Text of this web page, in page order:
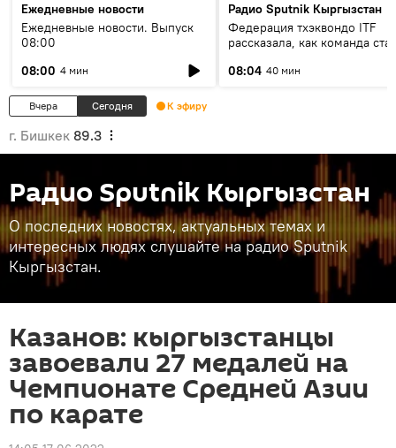
Ежедневные новости
Ежедневные новости. Выпуск
08:00
08:00 4 мин
Радио Sputnik Кыргызстан
Федерация тхэквондо ITF
рассказала, как команда
08:04 40 мин
Вчера Сегодня К эфиру
г. Бишкек 89.3
Радио Sputnik Кыргызстан
О последних новостях, актуальных темах и
интересных людях слушайте на радио Sputnik
Кыргызстан.
Казанов: кыргызстанцы
завоевали 27 медалей на
Чемпионате Средней Азии
по карате